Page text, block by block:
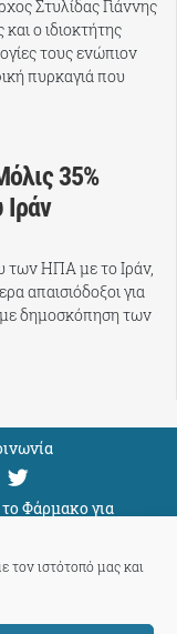
τον ιστότοπό μας και
Στυλίδας Γιάννης
ο ιδιοκτήτης
τους ενώπιον
πυρκαγιά που
35%
των ΗΠΑ με το Ιράν,
απαισιόδοξοι για
δημοσκόπηση των
Φάρμακο για
Support